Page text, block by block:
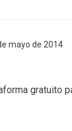
mayo de 2014
gratuito